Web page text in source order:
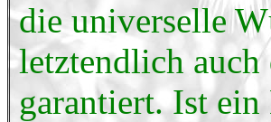
die universelle
letztendlich auch
garantiert. Ist